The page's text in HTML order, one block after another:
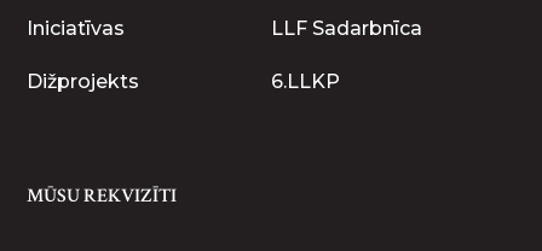
Iniciatīvas LLF Sadarbnīca
Dižprojekts 6.LLKP
MŪSU REKVIZĪTI